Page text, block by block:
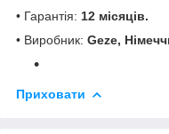
• Гарантія: 12 місяців.
• Виробник: Geze,
Приховати